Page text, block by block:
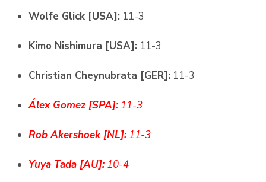
Wolfe Glick [USA]: 11-3
Kimo Nishimura [USA]: 11-3
Christian Cheynubrata [GER]: 11-3
Álex Gomez [SPA]: 11-3
Rob Akershoek [NL]: 11-3
Yuya Tada [AU]: 10-4